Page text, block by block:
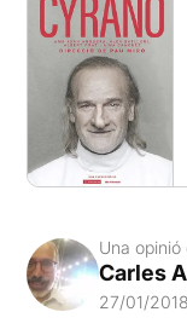
Una opinió
Carles
27/01/2018